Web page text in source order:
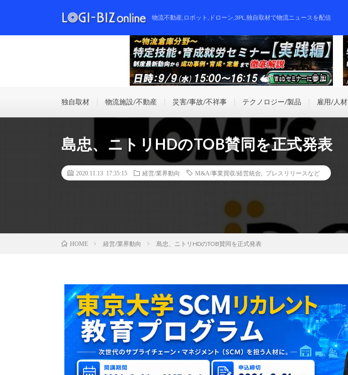
物流不動産,ロボット,ドローン,3PL,独自取材で物流ニュースを配信
独自取材 物流施設/不動産 災害/事故/不祥事 テクノロジー/製品 雇用/人材
島忠、ニトリHDのTOB賛同を正式発表
2020.11.13 17:35:15 経営/業界動向 M&A/事業買収/経営統合 プレスリリースなど
HOME 経営/業界動向 島忠、ニトリHDのTOB賛同を正式発表